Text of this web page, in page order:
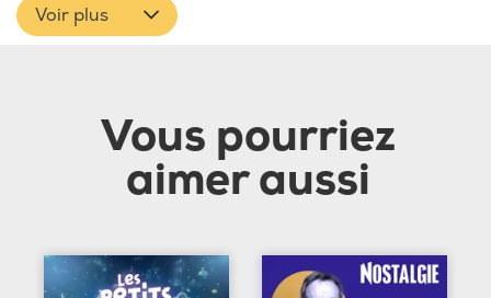
Voir plus
Vous pourriez
aimer aussi